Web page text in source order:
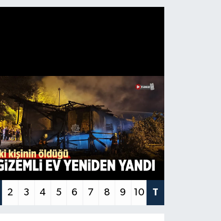
2 3 4 5 6 7 8 9 10 T